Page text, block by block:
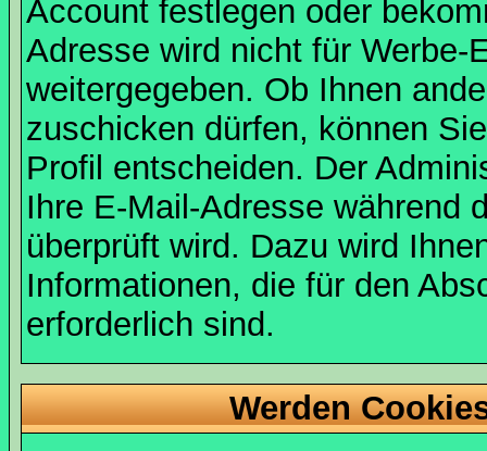
Account festlegen oder
Adresse wird nicht für
weitergegeben. Ob Ihnen
zuschicken dürfen, können
Profil entscheiden. Der
Ihre E-Mail-Adresse während
überprüft wird. Dazu wird
Informationen, die für den
erforderlich sind.
Werden